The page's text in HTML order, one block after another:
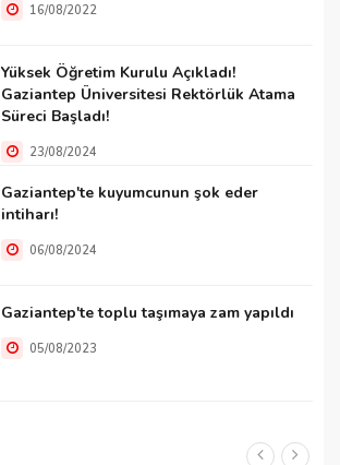
16/08/2022
Yüksek Öğretim Kurulu Açıkladı!
Gaziantep Üniversitesi Rektörlük Atama
Süreci Başladı!
23/08/2024
Gaziantep'te kuyumcunun şok eder
intiharı!
06/08/2024
Gaziantep'te toplu taşımaya zam yapıldı
05/08/2023